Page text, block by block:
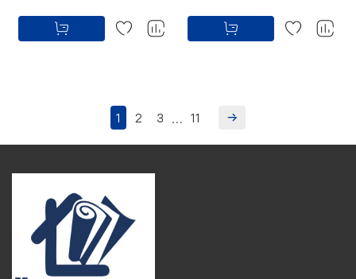
1 2 3 … 11